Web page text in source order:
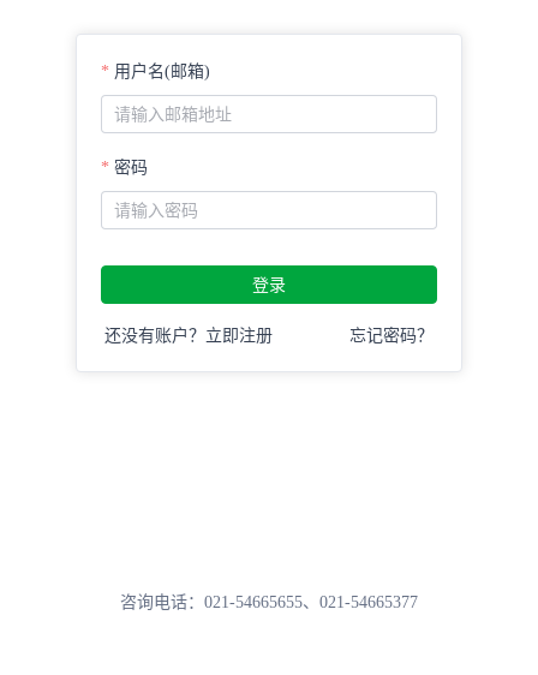
用户名(邮箱)
密码
登录
还没有账户？立即注册 忘记密码？
咨询电话：021-54665655、021-54665377